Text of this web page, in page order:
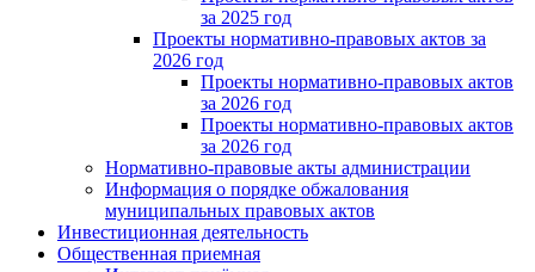
за 2025 год
Проекты нормативно-правовых актов за
2026 год
Проекты нормативно-правовых актов
за 2026 год
Проекты нормативно-правовых актов
за 2026 год
Нормативно-правовые акты администрации
Информация о порядке обжалования
муниципальных правовых актов
Инвестиционная деятельность
Общественная приемная